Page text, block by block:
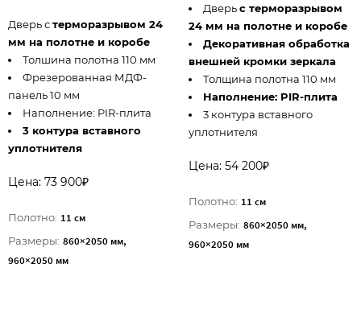
Дверь стерморазрывом 24
мм на полотне и коробе
Толшина полотна 110 мм
Фрезерованная МДФ-
панель 10 мм
Наполнение: PIR-плита
3 контура вставного
уплотнителя
Цена: 73 900₽
Полотно: 11 см
Размеры: 860×2050 мм,
960×2050 мм
Дверьс терморазрывом
24 мм на полотне и коробе
Декоративная обработка
внешней кромки зеркала
Толщина полотна 110 мм
Наполнение: PIR-плита
3 контура вставного
уплотнителя
Цена: 54 200₽
Полотно: 11 см
Размеры: 860×2050 мм,
960×2050 мм